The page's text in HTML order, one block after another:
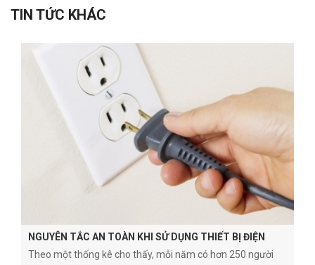
TIN TỨC KHÁC
NGUYÊN TẮC AN TOÀN KHI SỬ DỤNG THIẾT BỊ ĐIỆN
Theo một thống kê cho thấy, mỗi năm có hơn 250 người